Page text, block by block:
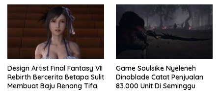
Design Artist Final Fantasy VII
Rebirth Bercerita Betapa Sulit
Membuat Baju Renang Tifa
Game Soulsike Nyeleneh
Dinoblade Catat Penjualan
83.000 Unit Di Seminggu